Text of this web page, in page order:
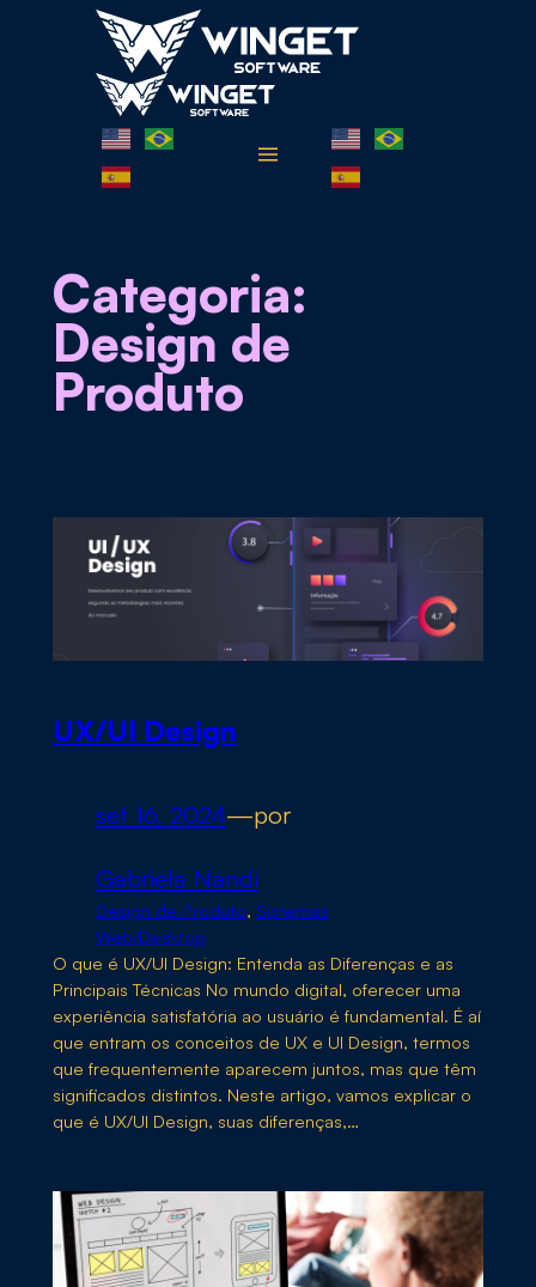
conteúdo
Categoria:
Design de
Produto
UX/UI Design
set 16, 2024—por
Gabriela Nandi
Design de Produto, Sistemas
Web/Desktop
O que é UX/UI Design: Entenda as Diferenças e as
Principais Técnicas No mundo digital, oferecer uma
experiência satisfatória ao usuário é fundamental. É aí
que entram os conceitos de UX e UI Design, termos
que frequentemente aparecem juntos, mas que têm
significados distintos. Neste artigo, vamos explicar o
que é UX/UI Design, suas diferenças,…